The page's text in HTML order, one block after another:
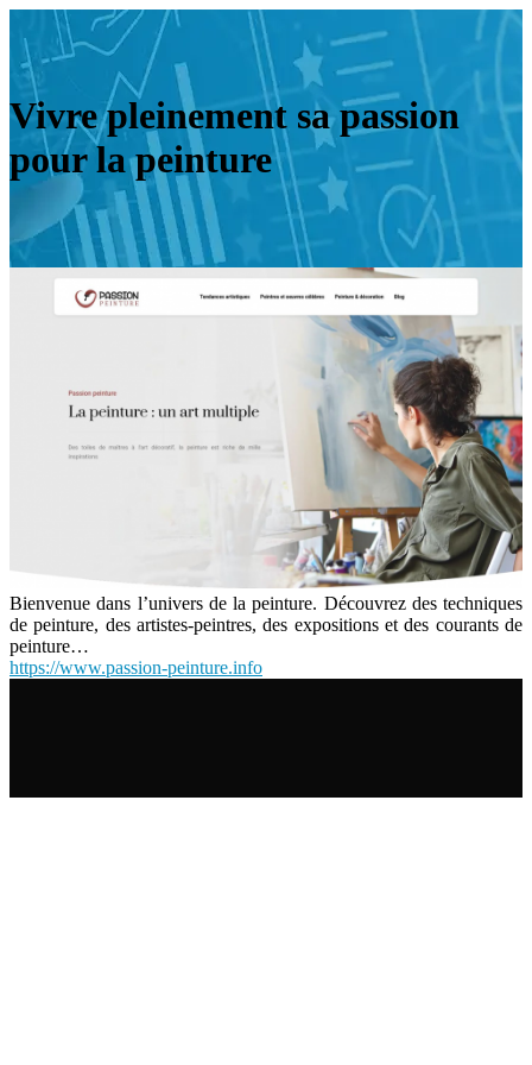
Vivre pleinement sa passion
pour la peinture
Bienvenue dans l’univers de la peinture. Découvrez des techniques
de peinture, des artistes-peintres, des expositions et des courants de
peinture…
https://www.passion-peinture.info